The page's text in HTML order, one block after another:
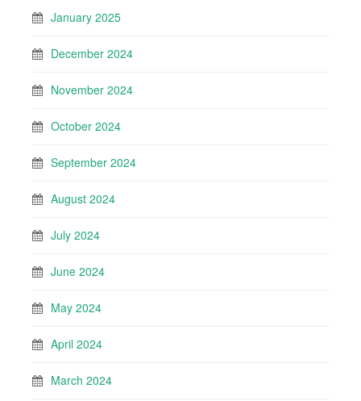
January 2025
December 2024
November 2024
October 2024
September 2024
August 2024
July 2024
June 2024
May 2024
April 2024
March 2024